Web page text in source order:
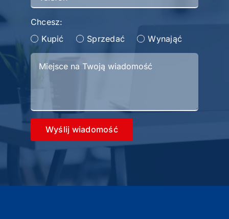
Chcesz:
Kupić
Sprzedać Wynająć
Wyślij wiadomość